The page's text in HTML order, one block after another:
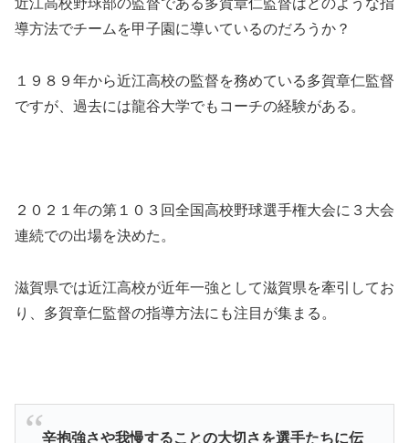
近江高校野球部の監督である多賀章仁監督はどのような指
導方法でチームを甲子園に導いているのだろうか？
１９８９年から近江高校の監督を務めている多賀章仁監督
ですが、過去には龍谷大学でもコーチの経験がある。
２０２１年の第１０３回全国高校野球選手権大会に３大会
連続での出場を決めた。
滋賀県では近江高校が近年一強として滋賀県を牽引してお
り、多賀章仁監督の指導方法にも注目が集まる。
辛抱強さや我慢することの大切さを選手たちに伝